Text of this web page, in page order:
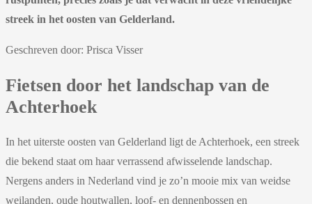
streek in het oosten van Gelderland.
Geschreven door: Prisca Visser
Fietsen door het landschap van de
Achterhoek
In het uiterste oosten van Gelderland ligt de Achterhoek, een streek
die bekend staat om haar verrassend afwisselende landschap.
Nergens anders in Nederland vind je zo’n mooie mix van weidse
weilanden, oude houtwallen, loof- en dennenbossen en